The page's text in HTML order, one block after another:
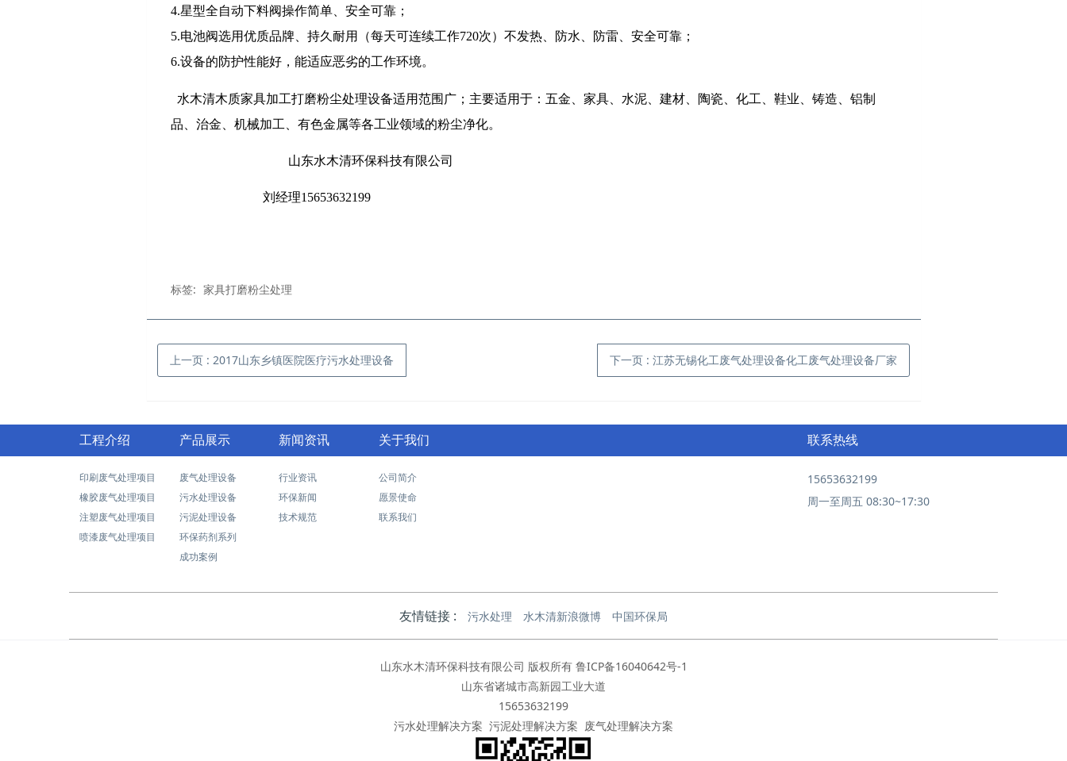
4.星型全自动下料阀操作简单、安全可靠；
5.电池阀选用优质品牌、持久耐用（每天可连续工作720次）不发热、防水、防雷、安全可靠；
6.设备的防护性能好，能适应恶劣的工作环境。
水木清木质家具加工打磨粉尘处理设备适用范围广；主要适用于：五金、家具、水泥、建材、陶瓷、化工、鞋业、铸造、铝制
品、治金、机械加工、有色金属等各工业领域的粉尘净化。
山东水木清环保科技有限公司
刘经理15653632199
标签: 家具打磨粉尘处理
上一页 : 2017山东乡镇医院医疗污水处理设备 下一页 : 江苏无锡化工废气处理设备化工废气处理设备厂家
工程介绍
印刷废气处理项目
橡胶废气处理项目
注塑废气处理项目
喷漆废气处理项目
产品展示
废气处理设备
污水处理设备
污泥处理设备
环保药剂系列
成功案例
新闻资讯
行业资讯
环保新闻
技术规范
关于我们
公司简介
愿景使命
联系我们
联系热线
15653632199
周一至周五 08:30~17:30
友情链接 : 污水处理 水木清新浪微博 中国环保局
山东水木清环保科技有限公司 版权所有 鲁ICP备16040642号-1
山东省诸城市高新园工业大道
15653632199
污水处理解决方案 污泥处理解决方案 废气处理解决方案